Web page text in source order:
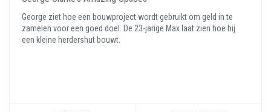
George ziet hoe een bouwproject wordt gebruikt om geld in te
zamelen voor een goed doel. De 23-jarige Max laat zien hoe hij
een kleine herdershut bouwt.